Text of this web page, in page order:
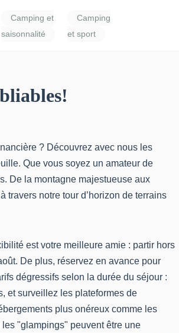
Camping et
saisonnalité
Camping
et sport
? Découvrez avec nous les
Que vous soyez un amateur de
De la montagne majestueuse aux
notre tour d’horizon de terrains
est votre meilleure amie : partir hors
De plus, réservez en avance pour
dégressifs selon la durée du séjour :
et surveillez les plateformes de
plus onéreux comme les
"glampings" peuvent être une